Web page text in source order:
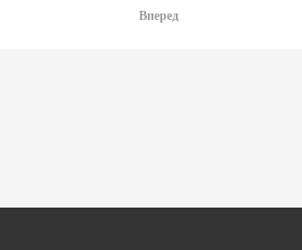
Вперед